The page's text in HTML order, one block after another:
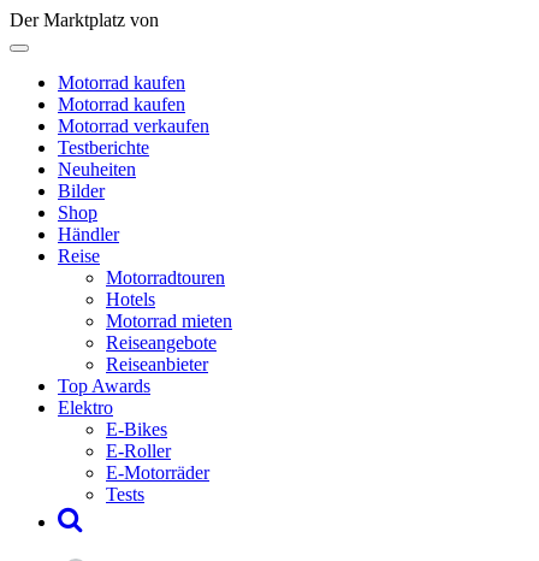
Der Marktplatz von
Motorrad kaufen
Motorrad kaufen
Motorrad verkaufen
Testberichte
Neuheiten
Bilder
Shop
Händler
Reise
Motorradtouren
Hotels
Motorrad mieten
Reiseangebote
Reiseanbieter
Top Awards
Elektro
E-Bikes
E-Roller
E-Motorräder
Tests